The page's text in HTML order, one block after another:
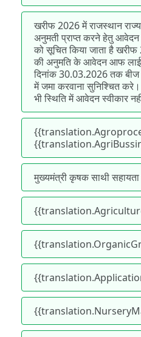
खरीफ 2026 में राजस्थान
अनुमती प्राप्त करने हेतु आवेदन
को सूचित किया जाता है
की अनुमति के आवेदन आफ लाईन
दिनांक 30.03.2026 तक
में जमा करवाना सुनिश्चित करे।
भी स्थिति में आवेदन स्वीकार
मुख्यमंत्री कृषक साथी सहायता